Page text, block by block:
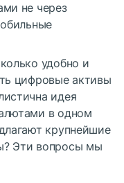
не через
удобно и
цифровые активы
идея
в одном
крупнейшие
Эти вопросы мы